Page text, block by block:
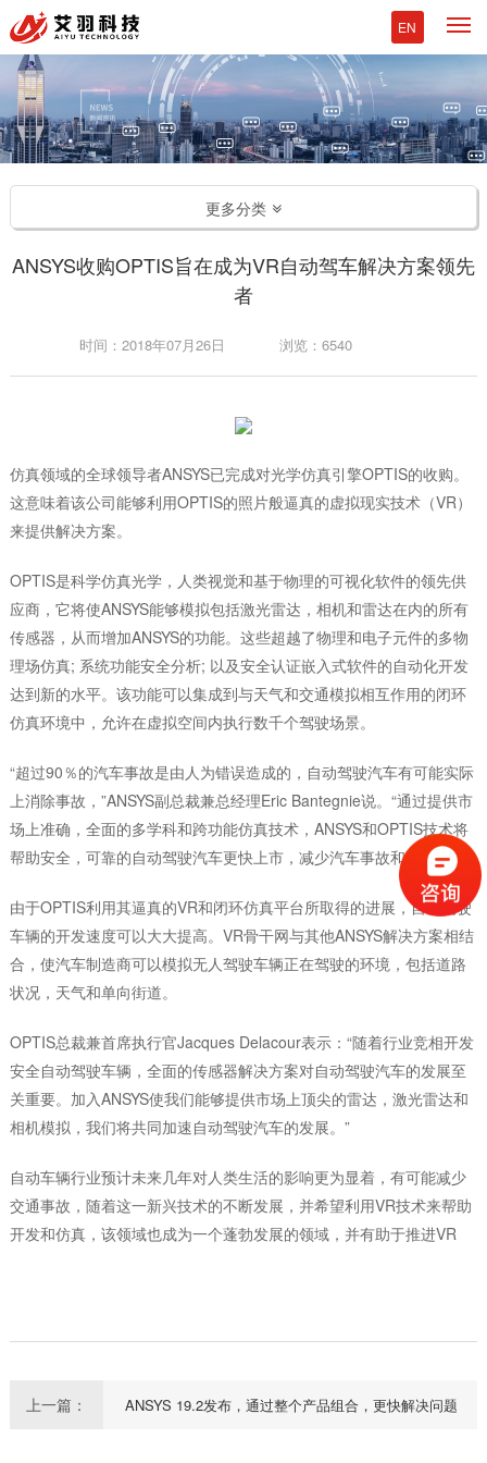
EN
更多分类
ANSYS收购OPTIS旨在成为VR自动驾车解决方案领先
者
时间：2018年07月26日 浏览：6540
仿真领域的全球领导者ANSYS已完成对光学仿真引擎OPTIS的收购。
这意味着该公司能够利用OPTIS的照片般逼真的虚拟现实技术（VR）
来提供解决方案。
OPTIS是科学仿真光学，人类视觉和基于物理的可视化软件的领先供
应商，它将使ANSYS能够模拟包括激光雷达，相机和雷达在内的所有
传感器，从而增加ANSYS的功能。这些超越了物理和电子元件的多物
理场仿真; 系统功能安全分析; 以及安全认证嵌入式软件的自动化开发
达到新的水平。该功能可以集成到与天气和交通模拟相互作用的闭环
仿真环境中，允许在虚拟空间内执行数千个驾驶场景。
“超过90％的汽车事故是由人为错误造成的，自动驾驶汽车有可能实际
上消除事故，”ANSYS副总裁兼总经理Eric Bantegnie说。“通过提供市
场上准确，全面的多学科和跨功能仿真技术，ANSYS和OPTIS技术将
帮助安全，可靠的自动驾驶汽车更快上市，减少汽车事故和死亡。”
由于OPTIS利用其逼真的VR和闭环仿真平台所取得的进展，自动驾驶
车辆的开发速度可以大大提高。VR骨干网与其他ANSYS解决方案相结
合，使汽车制造商可以模拟无人驾驶车辆正在驾驶的环境，包括道路
状况，天气和单向街道。
OPTIS总裁兼首席执行官Jacques Delacour表示：“随着行业竞相开发
安全自动驾驶车辆，全面的传感器解决方案对自动驾驶汽车的发展至
关重要。加入ANSYS使我们能够提供市场上顶尖的雷达，激光雷达和
相机模拟，我们将共同加速自动驾驶汽车的发展。”
自动车辆行业预计未来几年对人类生活的影响更为显着，有可能减少
交通事故，随着这一新兴技术的不断发展，并希望利用VR技术来帮助
开发和仿真，该领域也成为一个蓬勃发展的领域，并有助于推进VR
上一篇： ANSYS 19.2发布，通过整个产品组合，更快解决问题